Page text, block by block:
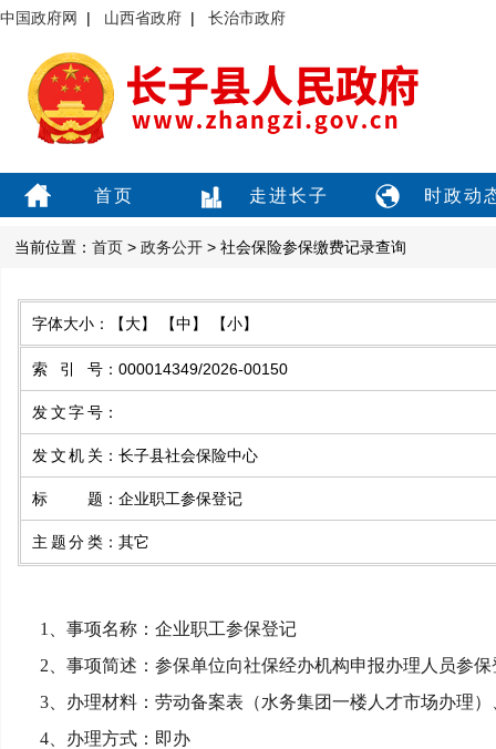
中国政府网 | 山西省政府 | 长治市政府
首页 走进长子 时政动
当前位置： 首页 > 政务公开 > 社会保险参保缴费记录查询
字体大小： 【大】 【中】 【小】
索引号 ： 000014349/2026-00150
发文字号 ：
发文机关 ： 长子县社会保险中心
标题 ： 企业职工参保登记
主题分类 ： 其它
1、事项名称：企业职工参保登记
2、事项简述：参保单位向社保经办机构申报办理人员参
3、办理材料：劳动备案表（水务集团一楼人才市场办理
4、办理方式：即办